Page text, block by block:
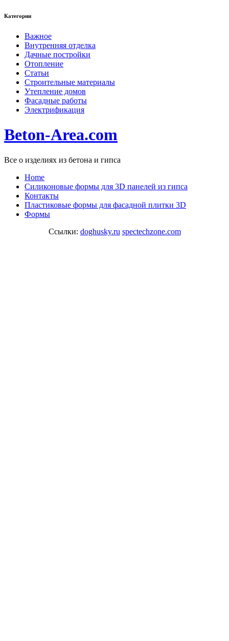
Категории
Важное
Внутренняя отделка
Дачные постройки
Отопление
Статьи
Строительные материалы
Утепление домов
Фасадные работы
Электрификация
Beton-Area.com
Все о изделиях из бетона и гипса
Home
Cиликоновые формы для 3D панелей из гипса
Контакты
Пластиковые формы для фасадной плитки 3D
Формы
Ссылки: doghusky.ru spectechzone.com